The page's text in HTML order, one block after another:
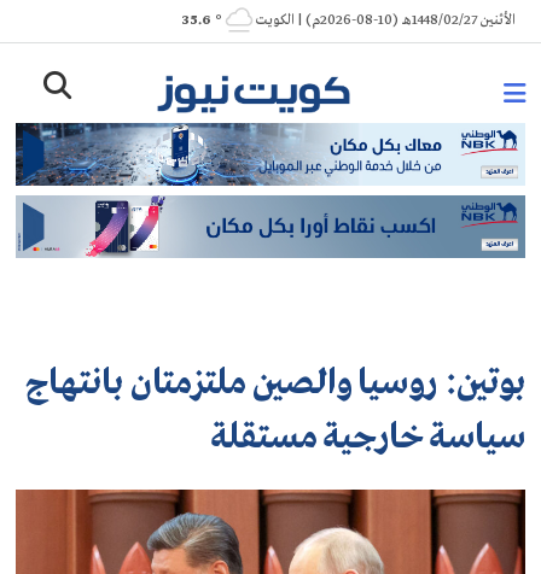
Skip
to
الأثنين 1448/02/27هـ (10-08-2026م) | الكويت ° 35.6
بوتين: روسيا والصين ملتزمتان بانتهاج
سياسة خارجية مستقلة